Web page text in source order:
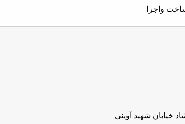
واجرا
خیابان شهید آوینی